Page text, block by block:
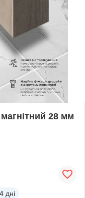
28 мм
дні